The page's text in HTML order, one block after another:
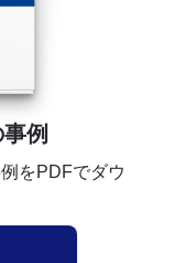
例
をPDFでダウ